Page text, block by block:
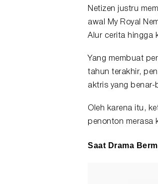
Netizen justru
awal My Royal
Alur cerita hingga
Yang membuat
tahun terakhir,
aktris yang benar-
Oleh karena itu,
penonton merasa
Saat Drama